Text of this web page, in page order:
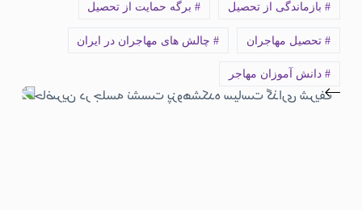
# بازماندگی از تحصیل # برگه حمایت از تحصیل
# تحصیل مهاجران # چالش های مهاجران در ایران
# دانش آموزان مهاجر